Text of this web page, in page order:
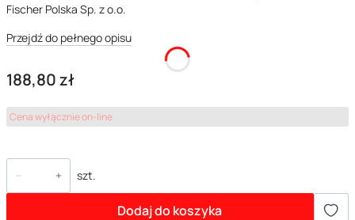
Fischer Polska Sp. z o.o.
Przejdź do pełnego opisu
Cena
188,80 zł
Cena wyłącznie on-line
szt.
Dodaj do koszyka